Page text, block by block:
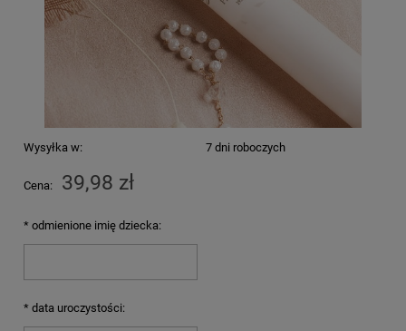
Wysyłka w: 7 dni roboczych
Cena: 39,98 zł
* odmienione imię dziecka:
* data uroczystości: